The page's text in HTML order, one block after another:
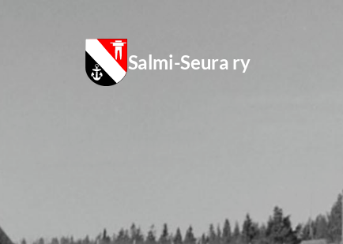
Salmi-Seura ry